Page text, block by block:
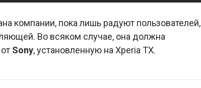
компании, пока лишь радуют пользователей,
Во всяком случае, она должна
Sony, установленную на Xperia TX.